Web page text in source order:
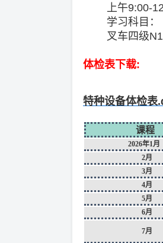
上午9:00-
学习科目：
叉车四级
体检表下载:
特种设备体检表
课程
2026年1月
2月
3月
4月
5月
6月
7月